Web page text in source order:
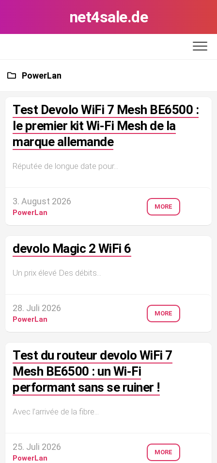
net4sale.de
PowerLan
Test Devolo WiFi 7 Mesh BE6500 :
le premier kit Wi-Fi Mesh de la
marque allemande
Réputée de longue date pour...
3. August 2026
PowerLan
MORE
devolo Magic 2 WiFi 6
Un prix élevé Des débits...
28. Juli 2026
PowerLan
MORE
Test du routeur devolo WiFi 7
Mesh BE6500 : un Wi-Fi
performant sans se ruiner !
Avec l’arrivée de la fibre...
25. Juli 2026
PowerLan
MORE